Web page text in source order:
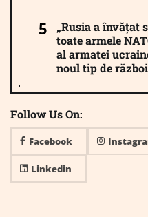
„Rusia a învățat
toate armele
al armatei
noul tip de război
Follow Us On:
Facebook
Linkedin